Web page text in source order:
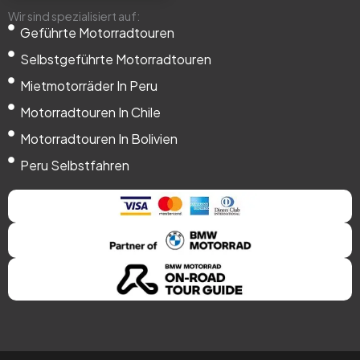
Wir sind spezialisiert auf:
Geführte Motorradtouren
Selbstgeführte Motorradtouren
Mietmotorräder In Peru
Motorradtouren In Chile
Motorradtouren In Bolivien
Peru Selbstfahren